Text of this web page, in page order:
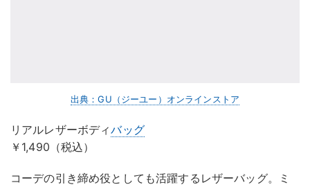
出典：GU（ジーユー）オンラインストア
リアルレザーボディバッグ
￥1,490（税込）
コーデの引き締め役としても活躍するレザーバッグ。ミ